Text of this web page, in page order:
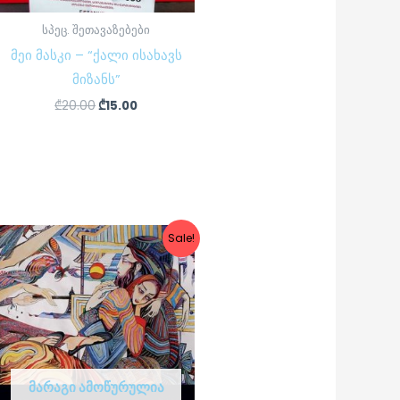
სპეც. შეთავაზებები
მეი მასკი – “ქალი ისახავს
მიზანს”
₾20.00₾15.00
Sale!
ᲛᲐᲠᲐᲒᲘ ᲐᲛᲝᲬᲣᲠᲣᲚᲘᲐ
Original
price
was:
₾70.00.
Current
price
is:
₾49.00.